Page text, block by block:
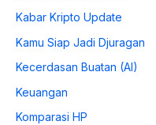
Kabar Kripto Update
Kamu Siap Jadi Djuragan
Kecerdasan Buatan (AI)
Keuangan
Komparasi HP